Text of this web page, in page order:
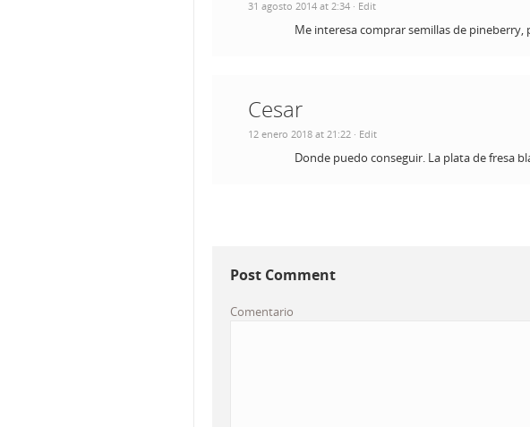
31 agosto 2014 at 2:34 · Edit
Me interesa comprar semillas de
Cesar
12 enero 2018 at 21:22 · Edit
Donde puedo conseguir. La plata de fresa
Post Comment
Comentario